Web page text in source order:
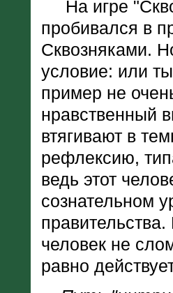
На игре
пробивался в
Сквозняками.
условие: или
пример не
нравственный
втягивают в
рефлексию,
ведь этот
сознательном
человек не
равно